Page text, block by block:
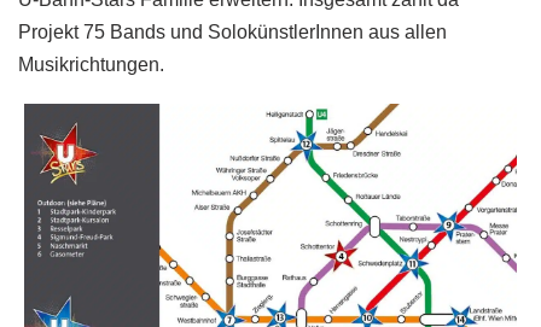
Projekt 75 Bands und SolokünstlerInnen aus allen
Musikrichtungen.